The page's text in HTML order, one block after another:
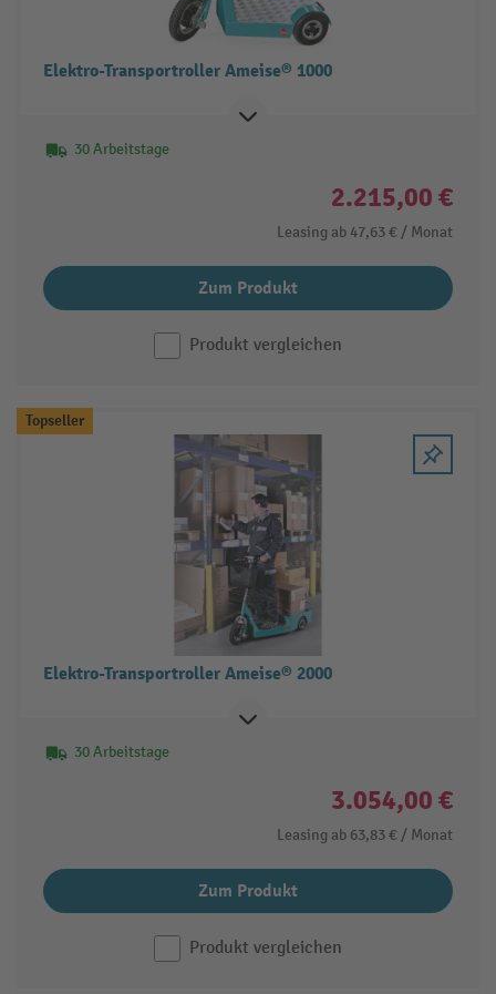
Elektro-Transportroller Ameise® 1000
30 Arbeitstage
2.215,00 €
Leasing ab 47,63 € / Monat
Zum Produkt
Produkt vergleichen
Topseller
Elektro-Transportroller Ameise® 2000
30 Arbeitstage
3.054,00 €
Leasing ab 63,83 € / Monat
Zum Produkt
Produkt vergleichen